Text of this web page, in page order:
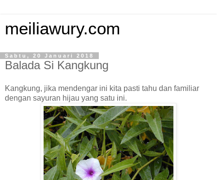
meiliawury.com
Sabtu, 20 Januari 2018
Balada Si Kangkung
Kangkung, jika mendengar ini kita pasti tahu dan familiar
dengan sayuran hijau yang satu ini.